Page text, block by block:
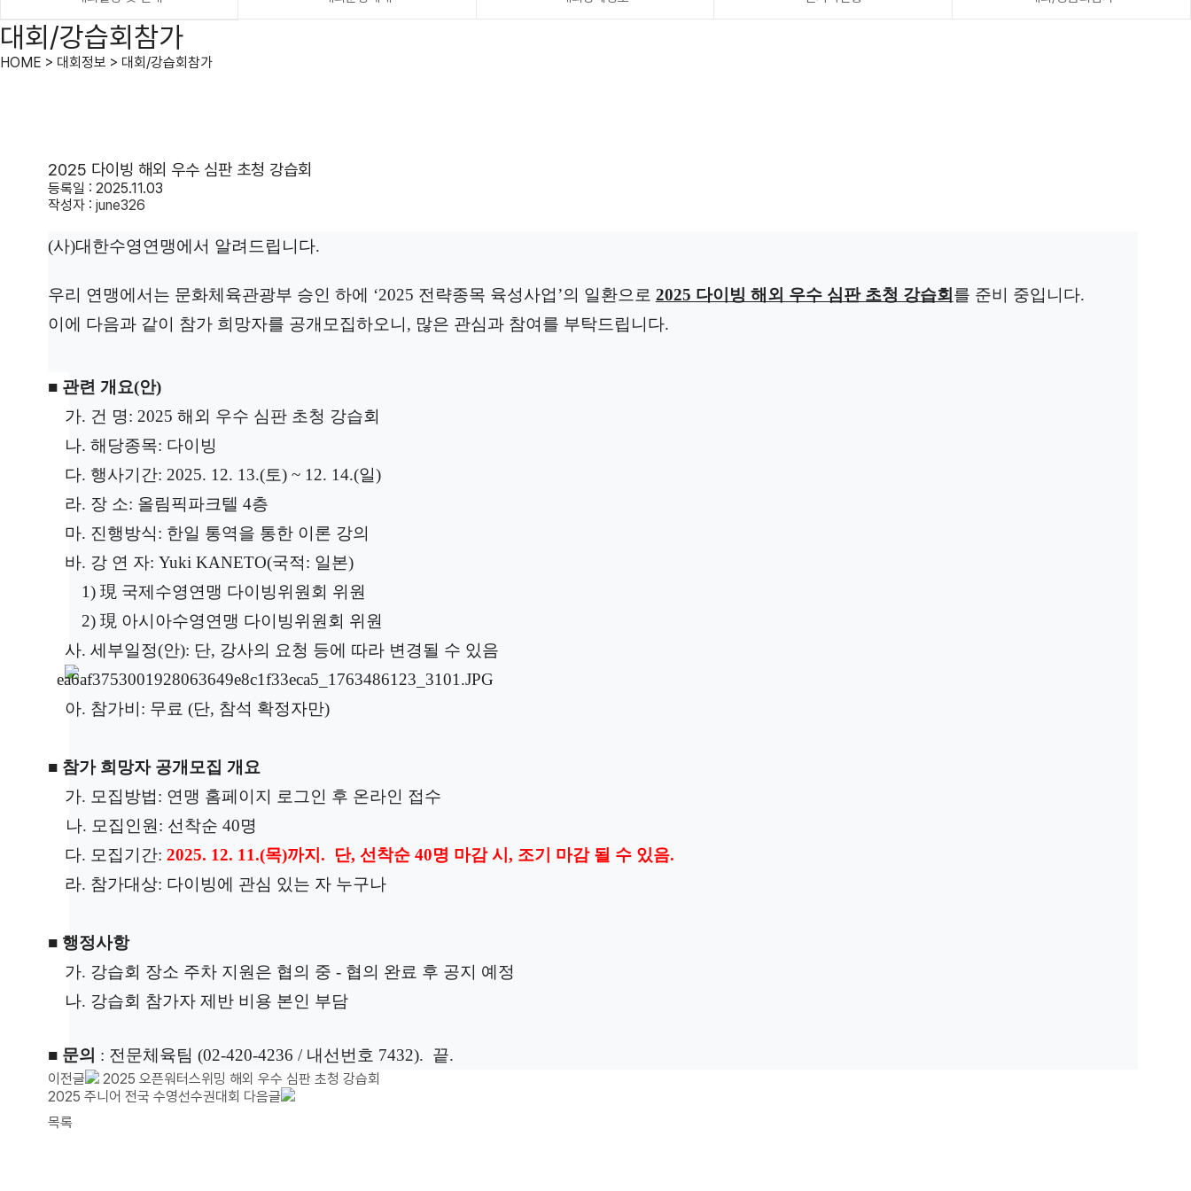
대회/강습회참가
HOME > 대회정보 > 대회/강습회참가
2025 다이빙 해외 우수 심판 초청 강습회
등록일 : 2025.11.03
작성자 : june326
(사)대한수영연맹에서 알려드립니다.
우리 연맹에서는 문화체육관광부 승인 하에 ‘2025 전략종목 육성사업’의 일환으로 2025 다이빙 해외 우수 심판 초청 강습회 를 준비 중입니다.
이에 다음과 같이 참가 희망자를 공개 모집하오니, 많은 관심과 참여를 부탁드립니다.
■ 관련 개요(안)
가. 건 명: 2025 해외 우수 심판 초청 강습회
나. 해당종목: 다이빙
다. 행사기간: 2025. 12. 13.(토) ~ 12. 14.(일)
라. 장 소: 올림픽파크텔 4층
마. 진행방식: 한일 통역을 통한 이론 강의
바. 강 연 자: Yuki KANETO(국적: 일본)
1) 現 국제수영연맹 다이빙위원회 위원
2) 現 아시아수영연맹 다이빙위원회 위원
사. 세부일정(안): 단, 강사의 요청 등에 따라 변경될 수 있음
아. 참가비: 무료 (단, 참석 확정자만)
■ 참가 희망자 공개모집 개요
가. 모집방법: 연맹 홈페이지 로그인 후 온라인 접수
나. 모집인원: 선착순 40명
다. 모집기간: 2025. 12. 11.(목)까지. 단, 선착순 40명 마감 시, 조기 마감 될 수 있음.
라. 참가대상: 다이빙에 관심 있는 자 누구나
■ 행정사항
가. 강습회 장소 주차 지원은 협의 중 - 협의 완료 후 공지 예정
나. 강습회 참가자 제반 비용 본인 부담
■문의 : 전문체육팀 (02-420-4236 / 내선번호 7432). 끝.
이전글
2025 오픈워터스위밍 해외 우수 심판 초청 강습회
2025 주니어 전국 수영선수권대회 다음글
목록